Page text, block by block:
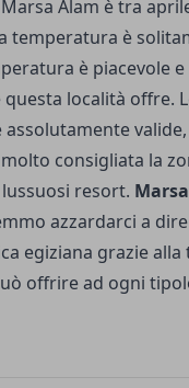
Alam è tra
temperatura è
è piacevole
località offre.
consigliata la
resort.
azzardarci a
egiziana grazie
offrire ad ogni